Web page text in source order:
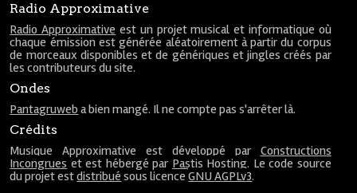
Radio Approximative
Radio Approximative est un projet musical et informatique où
chaque émission est générée aléatoirement à partir du corpus
de morceaux disponibles et de génériques et jingles créés par
les contributeurs du site.
Ondes
Pantagruweb a bien mangé. Il ne compte pas s'arrêter là.
Crédits
Musique Approximative est développé par Constructions
Incongrues et est hébergé par Pastis Hosting. Le code source
du projet estdistribué sous licenceGNU AGPLv3.